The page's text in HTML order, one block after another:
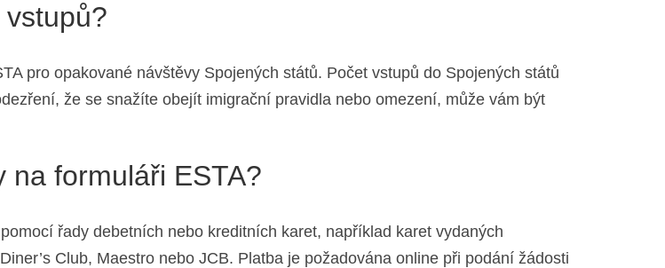
pro opakované návštěvy Spojených států. Počet vstupů do Spojených států
že se snažíte obejít imigrační pravidla nebo omezení, může vám být
na formuláři ESTA?
řady debetních nebo kreditních karet, například karet vydaných
Club, Maestro nebo JCB. Platba je požadována online při podání žádosti